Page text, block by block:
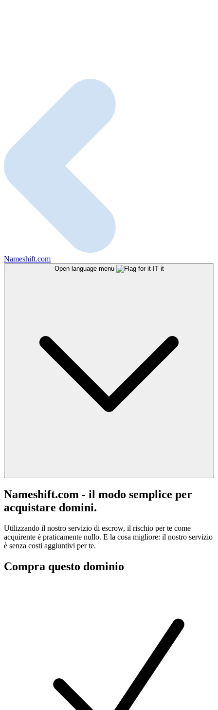
Nameshift.com
Open language menu it
Nameshift.com - il modo semplice per
acquistare domini.
Utilizzando il nostro servizio di escrow, il rischio per te come
acquirente è praticamente nullo. E la cosa migliore: il nostro servizio
è senza costi aggiuntivi per te.
Compra questo dominio